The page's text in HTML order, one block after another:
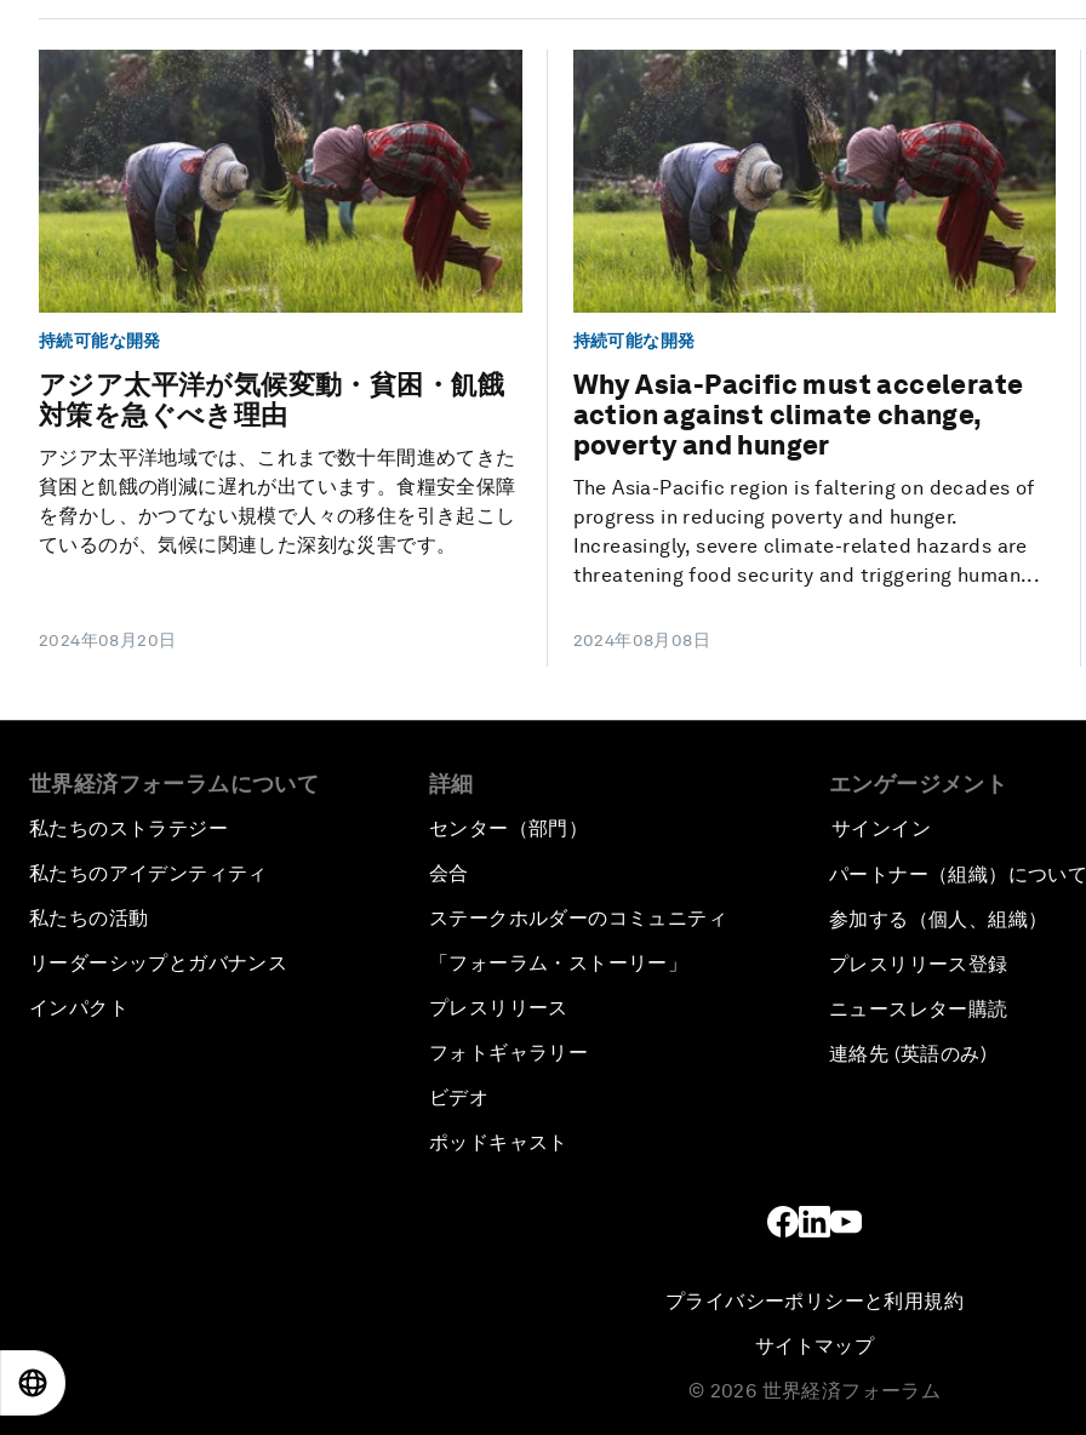
持続可能な開発
アジア太平洋が気候変動・貧困・飢餓
対策を急ぐべき理由
アジア太平洋地域では、これまで数十年間進めてきた
貧困と飢餓の削減に遅れが出ています。食糧安全保障
を脅かし、かつてない規模で人々の移住を引き起こし
ているのが、気候に関連した深刻な災害です。
2024年08月20日
持続可能な開発
Why Asia-Pacific must accelerate
action against climate change,
poverty and hunger
The Asia-Pacific region is faltering on decades of
progress in reducing poverty and hunger.
Increasingly, severe climate-related hazards are
threatening food security and triggering human...
2024年08月08日
世界経済フォーラムについて
私たちのストラテジー
私たちのアイデンティティ
私たちの活動
リーダーシップとガバナンス
インパクト
詳細
センター（部門）
会合
ステークホルダーのコミュニティ
「フォーラム・ストーリー」
プレスリリース
フォトギャラリー
ビデオ
ポッドキャスト
エンゲージメント
サインイン
パートナー（組織）について
参加する（個人、組織）
プレスリリース登録
ニュースレター購読
連絡先 (英語のみ)
プライバシーポリシーと利用規約
サイトマップ
© 2026 世界経済フォーラム